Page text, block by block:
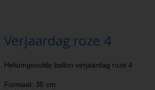
Verjaardag roze 4
Heliumgevulde ballon verjaardag roze 4
Formaat: 35 cm